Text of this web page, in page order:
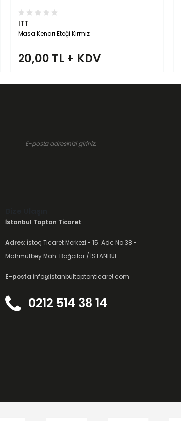
ITT
Masa Kenarı Eteği Rose Gold
20,00 TL + KDV
İstanbul Toptan Ticaret
Adres: İstoç Ticaret Merkezi - 15. Ada No:38 -
Mahmutbey Mah. Bağcılar / İSTANBUL
E-posta:info@istanbultoptanticaret.com
0212 514 38 14